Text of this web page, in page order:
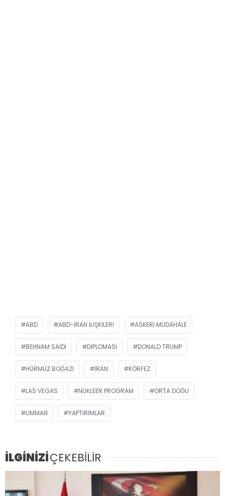
ABD ABD-İRAN İLIŞKILERI ASKERI MÜDAHALE
BEHNAM SAIDI DIPLOMASI DONALD TRUMP
HÜRMÜZ BOĞAZI İRAN KÖRFEZ
LAS VEGAS NÜKLEER PROGRAM ORTA DOĞU
UMMAN YAPTIRIMLAR
İLGİNİZİÇEKEBİLİR